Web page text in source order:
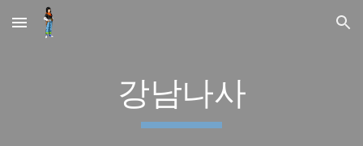
Skip to main content Skip to navigation
강남나사